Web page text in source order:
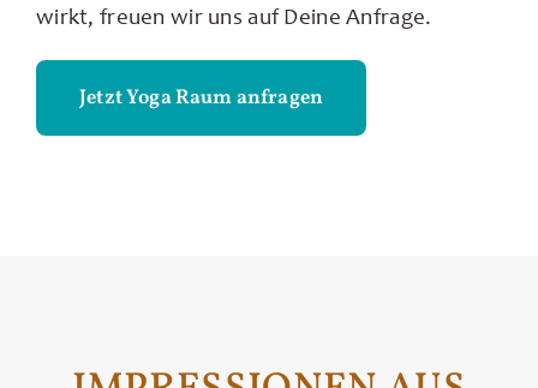
wirkt, freuen wir uns auf Deine Anfrage.
Jetzt Yoga Raum anfragen